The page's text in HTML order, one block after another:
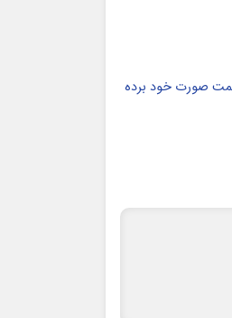
صورت خود برده